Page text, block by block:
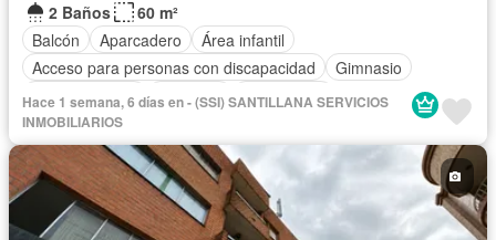
2 Baños
60 m²
Balcón
Aparcadero
Área infantil
Acceso para personas con discapacidad
Gimnasio
Cocina integral
Ascensor
Gas natural
Vista panorámica
Hace 1 semana, 6 días en - (SSI) SANTILLANA SERVICIOS
INMOBILIARIOS